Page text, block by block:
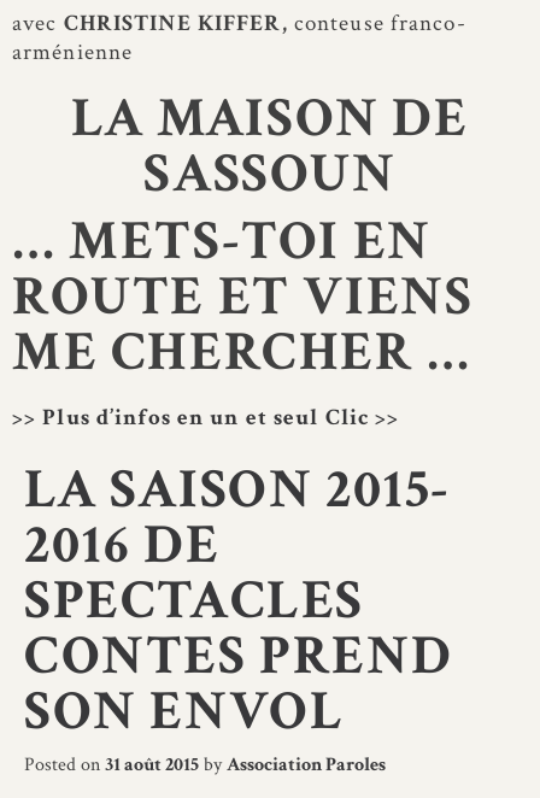
avec CHRISTINE KIFFER, conteuse franco-
arménienne
LA MAISON DE
SASSOUN
… METS-TOI EN
ROUTE ET VIENS
ME CHERCHER …
>> Plus d’infos en un et seul Clic >>
LA SAISON 2015-
2016 DE
SPECTACLES
CONTES PREND
SON ENVOL
Posted on31 août 2015byAssociation Paroles